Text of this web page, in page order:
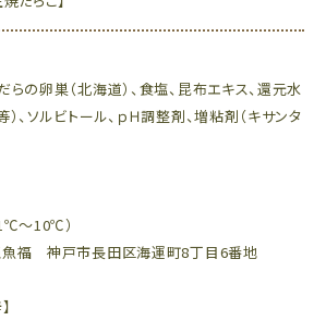
の卵巣（北海道）、食塩、昆布エキス、還元水
、ソルビトール、ｐＨ調整剤、増粘剤（キサンタ
～10℃）
福 神戸市長田区海運町8丁目6番地